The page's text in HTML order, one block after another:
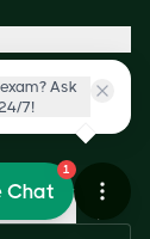
Ask
7!
1
Chat